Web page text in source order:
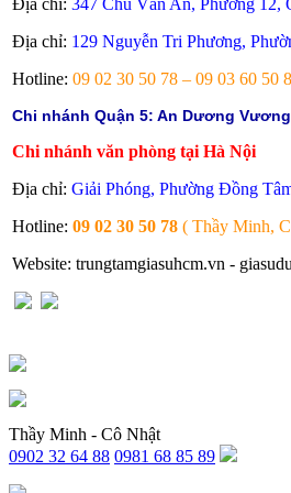
Địa chỉ: 347 Chu Văn An, Phường 12,
Địa chỉ: 129 Nguyễn Tri Phương,
Hotline: 09 02 30 50 78 – 09 03 60 50
Chi nhánh Quận 5: An Dương
Chi nhánh văn phòng tại Hà Nội
Địa chỉ: Giải Phóng, Phường Đồng
Hotline: 09 02 30 50 78 ( Thầy Minh,
Website: trungtamgiasuhcm.vn -
Thầy Minh - Cô Nhật
0902 32 64 88 0981 68 85 89